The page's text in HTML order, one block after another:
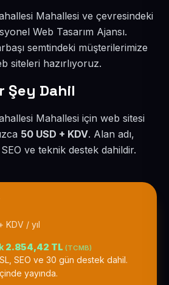
Mahallesi ve çevresindeki
Web Tasarım Ajansı.
semtindeki müşterilerimize
siteleri hazırlıyoruz.
Şey Dahil
Mahallesi için web sitesi
50 USD + KDV. Alan adı,
ve teknik destek dahildir.
KDV / yıl
2.854,42 TL (TCMB)
SEO ve 30 gün destek dahil.
yayında.